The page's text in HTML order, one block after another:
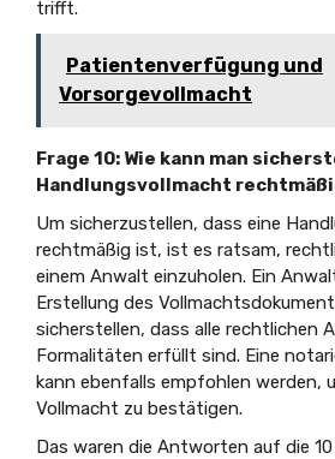
trifft.
Patientenverfügung und
Vorsorgevollmacht
Frage 10: Wie kann man
Handlungsvollmacht
Um sicherzustellen, dass eine
rechtmäßig ist, ist es ratsam,
einem Anwalt einzuholen. Ein
Erstellung des
sicherstellen, dass alle rechtlichen
Formalitäten erfüllt sind. Eine
kann ebenfalls empfohlen werden,
Vollmacht zu bestätigen.
Das waren die Antworten auf die